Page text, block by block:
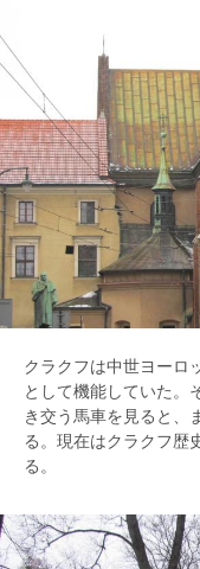
クラクフは中世ヨーロ
として機能していた。
き交う馬車を見ると、
る。現在はクラクフ歴
る。